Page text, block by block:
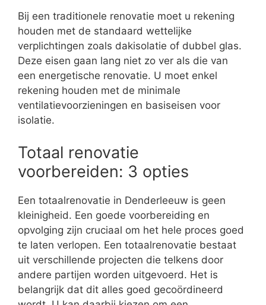
Bij een traditionele renovatie moet u rekening
houden met de standaard wettelijke
verplichtingen zoals dakisolatie of dubbel glas.
Deze eisen gaan lang niet zo ver als die van
een energetische renovatie. U moet enkel
rekening houden met de minimale
ventilatievoorzieningen en basiseisen voor
isolatie.
Totaal renovatie
voorbereiden: 3 opties
Een totaalrenovatie in Denderleeuw is geen
kleinigheid. Een goede voorbereiding en
opvolging zijn cruciaal om het hele proces goed
te laten verlopen. Een totaalrenovatie bestaat
uit verschillende projecten die telkens door
andere partijen worden uitgevoerd. Het is
belangrijk dat dit alles goed gecoördineerd